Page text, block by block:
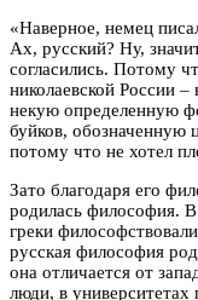
«Наверное, немец
Ах, русский? Ну,
согласились. Потому
николаевской России
некую определенную
буйков, обозначенную
потому что не хотел
Зато благодаря его
родилась философия. В
греки
русская философия
она отличается от
люди, в